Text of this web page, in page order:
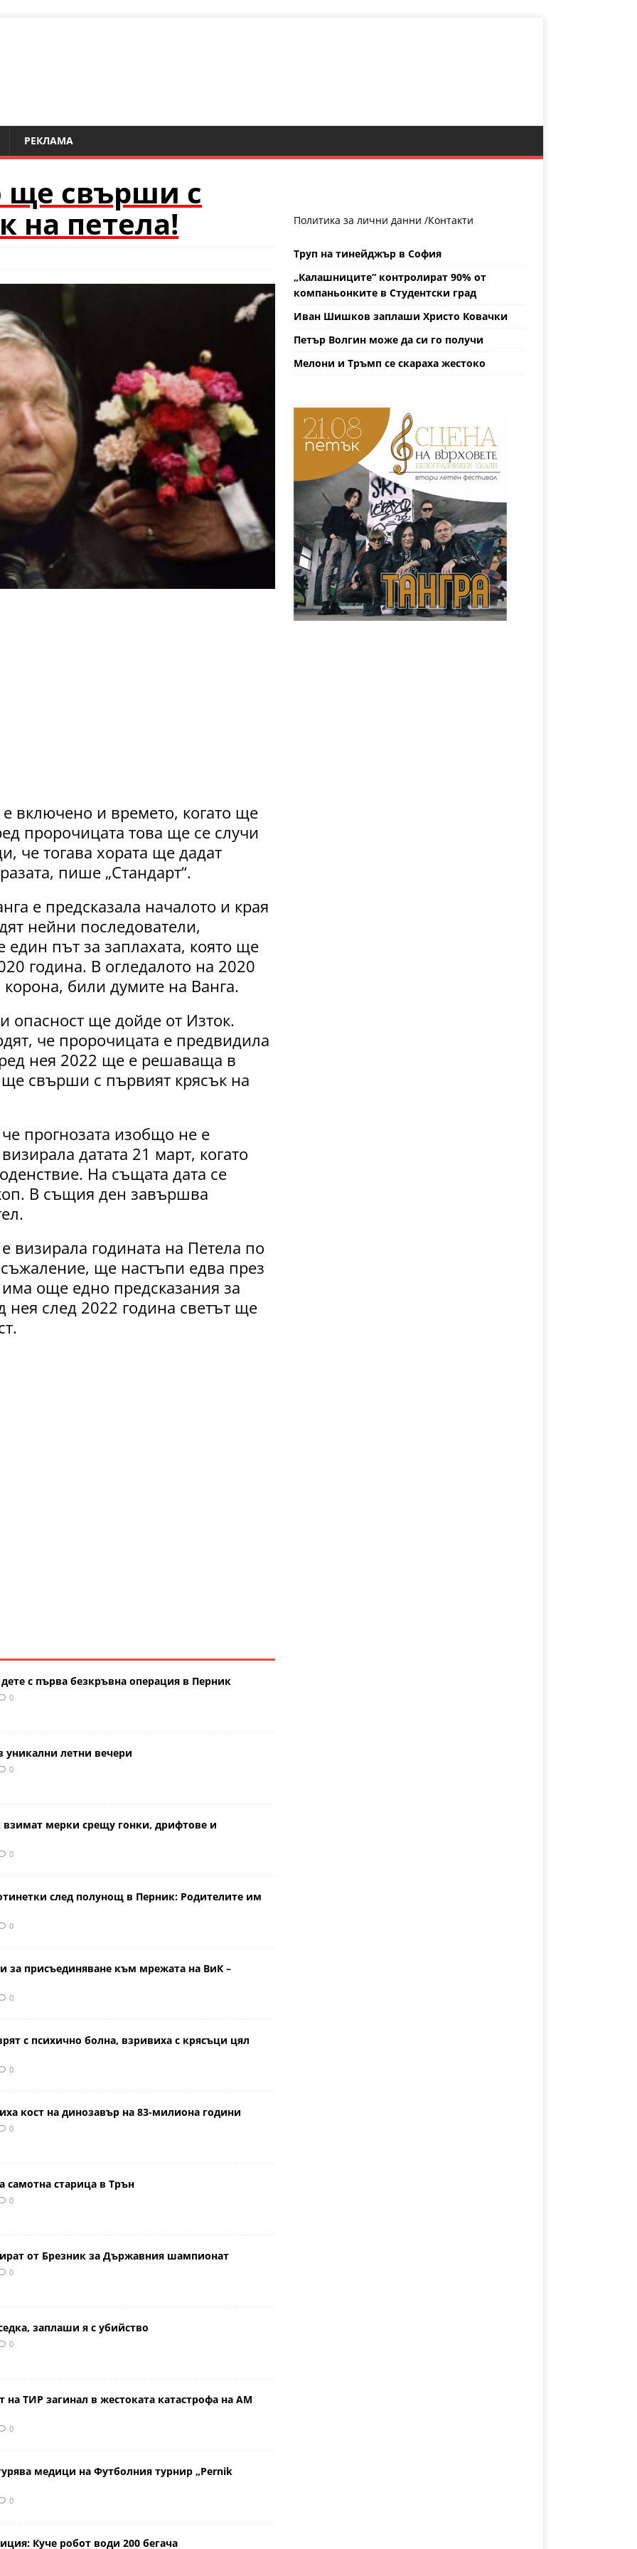
РЕКЛАМА
ще свърши с
на петела!
включено и времето, когато ще
пророчицата това ще се случи
че тогава хората ще дадат
пише „Стандарт“.
е предсказала началото и края
нейни последователи,
път за заплахата, която ще
година. В огледалото на 2020
били думите на Ванга.
опасност ще дойде от Изток.
че пророчицата е предвидила
нея 2022 ще е решаваща в
ще свърши с първият крясък на
прогнозата изобщо не е
датата 21 март, когато
На същата дата се
В същия ден завършва
визирала годината на Петела по
ще настъпи едва през
още едно предсказания за
нея след 2022 година светът ще
с първа безкръвна операция в Перник
0
летни вечери
0
мерки срещу гонки, дрифтове и
0
след полунощ в Перник: Родителите им
0
за присъединяване към мрежата на ВиК –
0
с психично болна, взривиха с крясъци цял
0
кост на динозавър на 83-милиона години
0
самотна старица в Трън
0
от Брезник за Държавния шампионат
0
заплаши я с убийство
0
ТИР загинал в жестоката катастрофа на АМ
0
медици на Футболния турнир „Pernik
0
Куче робот води 200 бегача
Политика за лични данни /Контакти
Труп на тинейджър в София
„Калашниците“ контролират 90% от
компаньонките в Студентски град
Иван Шишков заплаши Христо Ковачки
Петър Волгин може да си го получи
Мелони и Тръмп се скараха жестоко